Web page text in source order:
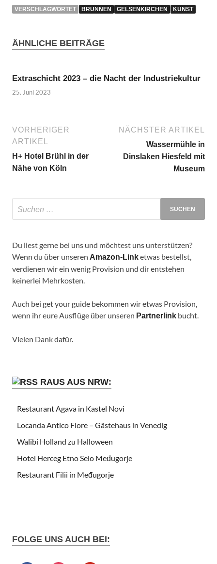
VERSCHLAGWORTET BRUNNEN GELSENKIRCHEN KUNST
ÄHNLICHE BEITRÄGE
Extraschicht 2023 – die Nacht der Industriekultur
25. Juni 2023
VORHERIGER
ARTIKEL
H+ Hotel Brühl in der
Nähe von Köln
NÄCHSTER ARTIKEL
Wassermühle in
Dinslaken Hiesfeld mit
Museum
Du liest gerne bei uns und möchtest uns unterstützen?
Wenn du über unseren Amazon-Linketwas bestellst,
verdienen wir ein wenig Provision und dir entstehen
keinerlei Mehrkosten.
Auch bei get your guide bekommen wir etwas Provision,
wenn ihr eure Ausflüge über unseren Partnerlink bucht.
Vielen Dank dafür.
RAUS AUS NRW:
Restaurant Agava in Kastel Novi
Locanda Antico Fiore – Gästehaus in Venedig
Walibi Holland zu Halloween
Hotel Herceg Etno Selo Međugorje
Restaurant Filii in Međugorje
FOLGE UNS AUCH BEI: